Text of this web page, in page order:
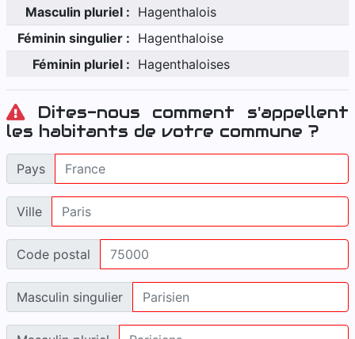
Masculin pluriel : Hagenthalois
Féminin singulier : Hagenthaloise
Féminin pluriel : Hagenthaloises
Dites-nous comment s'appellent
les habitants de votre commune ?
Pays
Ville
Code postal
Masculin singulier